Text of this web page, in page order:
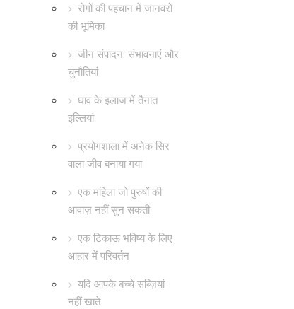
रोगों की पहचान में जानवरों
की भूमिका
जीन संपादन: संभावनाएं और
चुनौतियां
घाव के इलाज में तैनात
इल्लियां
प्रयोगशाला में अनेक सिर
वाला जीव बनाया गया
एक महिला जो पुरुषों की
आवाज़ नहीं सुन सकती
एक टिकाऊ भविष्य के लिए
आहार में परिवर्तन
यदि आपके बच्चे सब्ज़ियां
नहीं खाते